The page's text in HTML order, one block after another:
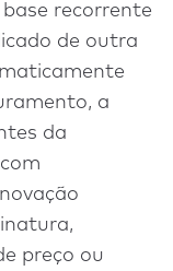
recorrente
de outra
a
da
preço ou